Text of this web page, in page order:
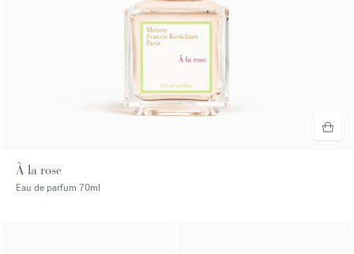
À la rose
Eau de parfum 70ml